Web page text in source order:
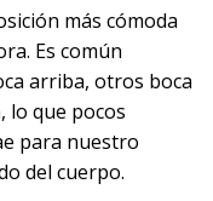
más cómoda
Es común
arriba, otros boca
lo que pocos
para nuestro
del cuerpo.